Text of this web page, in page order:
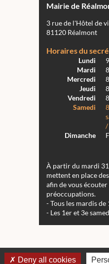
Mairie de
3 rue de l'Hôtel de
81120 Réalmont
Horaires du
Lundi
Mardi
Mercredi
Jeudi
Vendredi
Samedi
/
Dimanche
À partir du mardi
mettent en place
afin de vous
préoccupations.
- Tous les mardis de
- Les 1er et 3e
Mairie de Réalmont 2024 -
Deny all cookies